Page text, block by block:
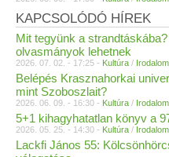
KAPCSOLÓDÓ HÍREK
Mit tegyünk a
olvasmányok lehetnek
2026. 07. 02. - 17:25 - Kultúra / Irodalom
Belépés Krasznahorkai
mint Szoboszlait?
2026. 06. 09. - 16:30 - Kultúra / Irodalom
5+1 kihagyhatatlan könyv a
2026. 05. 25. - 14:30 - Kultúra / Irodalom
Lackfi János 55: